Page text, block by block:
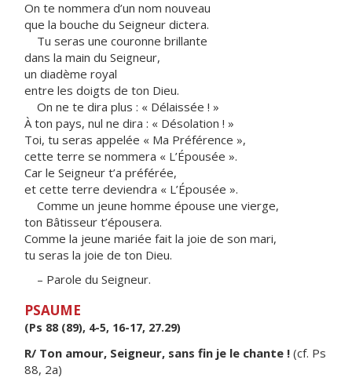
On te nommera d’un nom nouveau
que la bouche du Seigneur dictera.
Tu seras une couronne brillante
dans la main du Seigneur,
un diadème royal
entre les doigts de ton Dieu.
On ne te dira plus : « Délaissée ! »
À ton pays, nul ne dira : « Désolation ! »
Toi, tu seras appelée « Ma Préférence »,
cette terre se nommera « L’Épousée ».
Car le Seigneur t’a préférée,
et cette terre deviendra « L’Épousée ».
Comme un jeune homme épouse une vierge,
ton Bâtisseur t’épousera.
Comme la jeune mariée fait la joie de son mari,
tu seras la joie de ton Dieu.
– Parole du Seigneur.
PSAUME
(Ps 88 (89), 4-5, 16-17, 27.29)
R/ Ton amour, Seigneur, sans fin je le chante ! (cf. Ps
88, 2a)